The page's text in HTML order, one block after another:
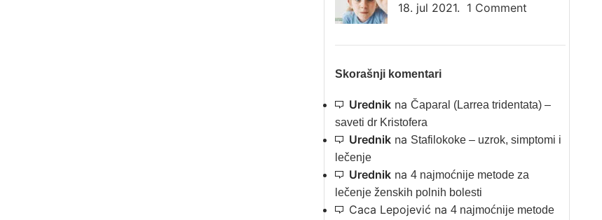
18. jul 2021. 1 Comment
Skorašnji komentari
Urednikna Čaparal (Larrea tridentata) –
saveti dr Kristofera
Urednikna Stafilokoke – uzrok, simptomi i
lečenje
Urednikna 4 najmoćnije metode za
lečenje ženskih polnih bolesti
Caca Lepojević na 4 najmoćnije metode